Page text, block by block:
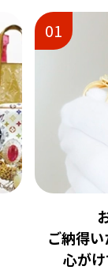
02
安
いただ
目指